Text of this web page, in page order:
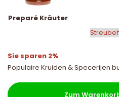
Preparé Kräuter
Sie sparen 2%
Populaire Kruiden & Specerijen
Zum